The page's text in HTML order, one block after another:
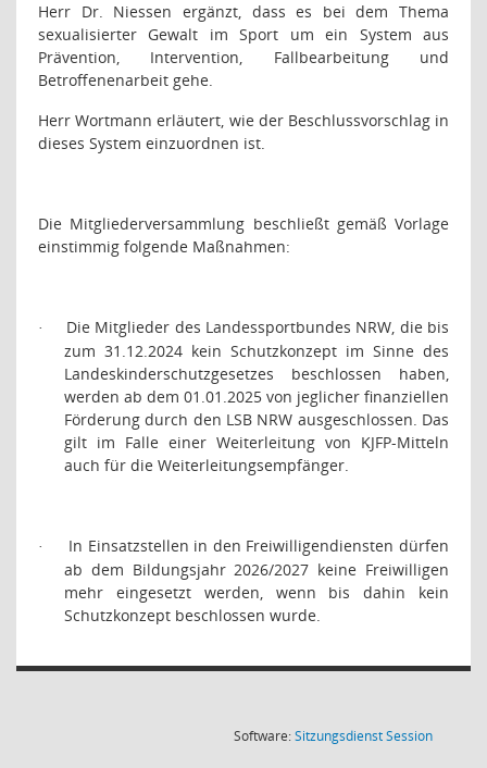
Herr Dr. Niessen ergänzt, dass es bei dem Thema
sexualisierter Gewalt im Sport um ein System aus
Prävention, Intervention, Fallbearbeitung und
Betroffenenarbeit gehe.
Herr Wortmann erläutert, wie der Beschlussvorschlag in
dieses System einzuordnen ist.
Die Mitgliederversammlung beschließt gemäß Vorlage
einstimmig folgende Maßnahmen:
·
Die Mitglieder des Landessportbundes NRW, die bis
zum 31.12.2024 kein Schutzkonzept im Sinne des
Landeskinderschutzgesetzes beschlossen haben,
werden ab dem 01.01.2025 von jeglicher finanziellen
Förderung durch den LSB NRW ausgeschlossen. Das
gilt im Falle einer Weiterleitung von KJFP-Mitteln
auch für die Weiterleitungsempfänger.
·
In Einsatzstellen in den Freiwilligendiensten dürfen
ab dem Bildungsjahr 2026/2027 keine Freiwilligen
mehr eingesetzt werden, wenn bis dahin kein
Schutzkonzept beschlossen wurde.
Software:SitzungsdienstSession(Wird in